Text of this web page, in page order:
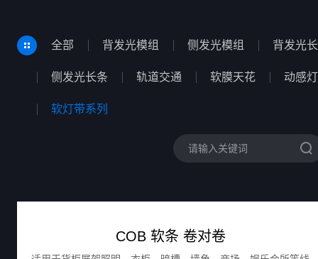
全部 背发光模组 侧发光模组 背发光
侧发光长条 轨道交通 软膜天花 动感
软灯带系列
COB 软条 卷对卷